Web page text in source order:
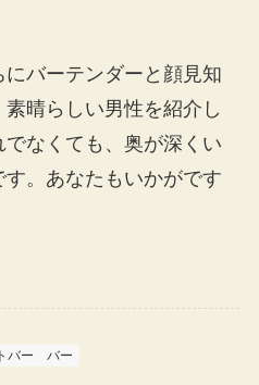
バーテンダーと顔見知
晴らしい男性を紹介し
なくても、奥が深くい
。あなたもいかがです
バー バー